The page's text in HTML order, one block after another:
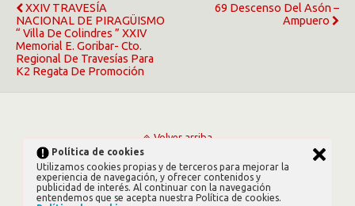
Política de cookies
Utilizamos cookies propias y de terceros para mejorar la
experiencia de navegación, y ofrecer contenidos y
publicidad de interés. Al continuar con la navegación
entendemos que se acepta nuestra Política de cookies.
XXIV TRAVESÍA
NACIONAL DE PIRAGÜISMO
“ Villa De Colindres ” XXIV
Memorial E. Goribar- Cto.
Regional De Travesías Para
K2 Regata De Promoción
69 Descenso Del Asón –
Ampuero
Volver arriba
Móvil Escritorio